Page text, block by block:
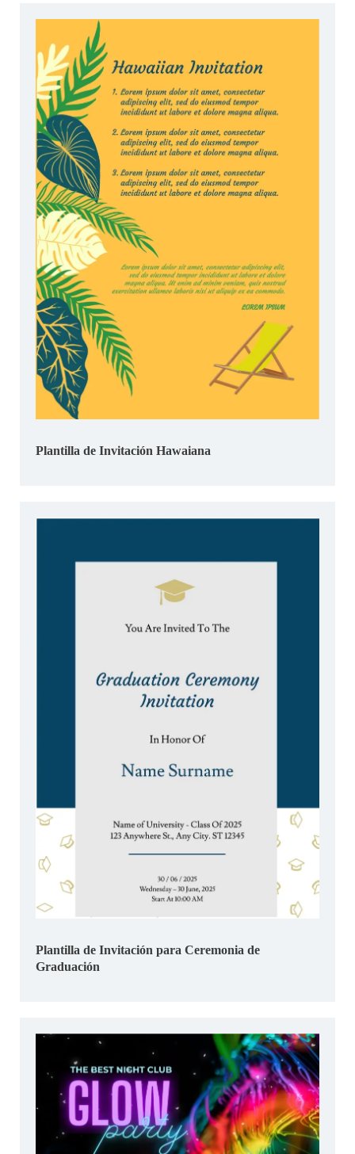
Plantilla de Invitación Hawaiana
Plantilla de Invitación para Ceremonia de
Graduación